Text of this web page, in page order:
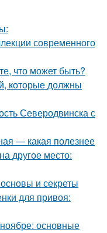
современного
что может быть?
которые должны
Северодвинска с
— какая полезнее
другое место:
и секреты
для привоя:
основные